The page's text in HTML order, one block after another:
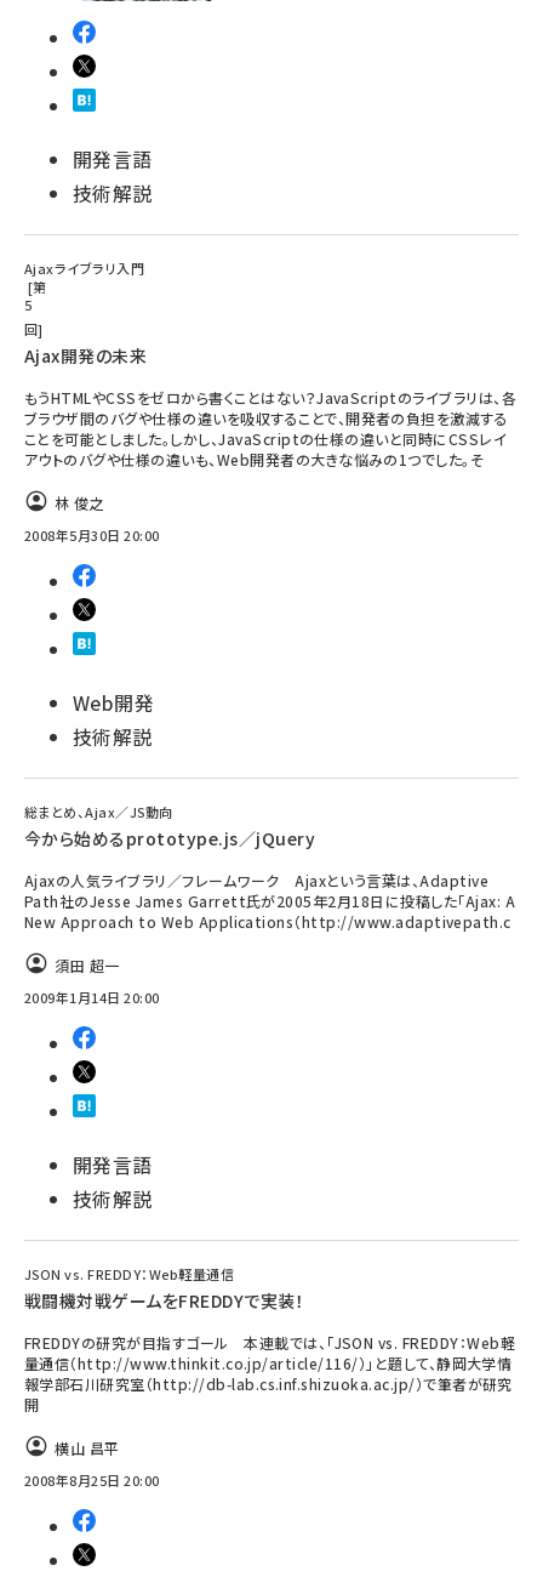
開発言語
技術解説
Ajaxライブラリ入門
第
5
回
Ajax開発の未来
もうHTMLやCSSをゼロから書くことはない？JavaScriptのライブラリは、各
ブラウザ間のバグや仕様の違いを吸収することで、開発者の負担を激減する
ことを可能としました。しかし、JavaScriptの仕様の違いと同時にCSSレイ
アウトのバグや仕様の違いも、Web開発者の大きな悩みの1つでした。そ
林 俊之
2008年5月30日 20:00
Web開発
技術解説
総まとめ、Ajax／JS動向
今から始めるprototype.js／jQuery
Ajaxの人気ライブラリ／フレームワーク Ajaxという言葉は、Adaptive
Path社のJesse James Garrett氏が2005年2月18日に投稿した「Ajax: A
New Approach to Web Applications（http://www.adaptivepath.c
須田 超一
2009年1月14日 20:00
開発言語
技術解説
JSON vs. FREDDY：Web軽量通信
戦闘機対戦ゲームをFREDDYで実装！
FREDDYの研究が目指すゴール 本連載では、「JSON vs. FREDDY：Web軽
量通信（http://www.thinkit.co.jp/article/116/）」と題して、静岡大学情
報学部石川研究室（http://db-lab.cs.inf.shizuoka.ac.jp/）で筆者が研究
開
横山 昌平
2008年8月25日 20:00